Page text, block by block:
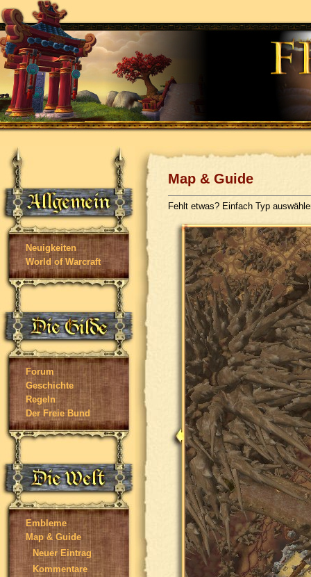
Neuigkeiten
World of Warcraft
Forum
Geschichte
Regeln
Der Freie Bund
Embleme
Map & Guide
Neuer Eintrag
Kommentare
Map & Guide
Fehlt etwas? Einfach Typ